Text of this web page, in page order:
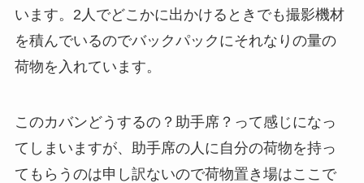
います。2人でどこかに出かけるときでも撮影機材
を積んでいるのでバックパックにそれなりの量の
荷物を入れています。
このカバンどうするの？助手席？って感じになっ
てしまいますが、助手席の人に自分の荷物を持っ
てもらうのは申し訳ないので荷物置き場はここで